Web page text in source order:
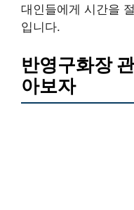
대인들에게 시간을
입니다.
반영구화장
아보자